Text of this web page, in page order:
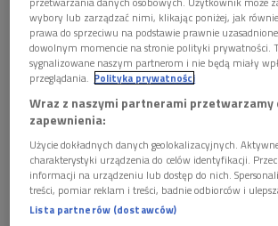
Piotr Beczała "Arie" Foto: Polskie Radio
Rok temu kapituła Nagrody Mediów
Muzyka uhonorowała Piotra Beczałę.
2018 roku za najwybitniejszego tenora na
doceniono przede wszystkim za "
polskiej kultury na najsłynniejszych
świata".
wybory lub zarządzać nimi, klikając poniżej, jak
prawa do sprzeciwu na podstawie prawnie
dowolnym momencie na stronie polityki prywatności.
sygnalizowane naszym partnerom i nie będą miały
przeglądania. Polityka prywatności
Wraz z naszymi partnerami przetwarzamy
zapewnienia:
Użycie dokładnych danych geolokalizacyjnych.
charakterystyki urządzenia do celów identyfikacji.
informacji na urządzeniu lub dostęp do nich.
treści, pomiar reklam i treści, badnie odbiorców i
Lista partnerów (dostawców)